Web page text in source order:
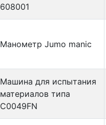
608001
Манометр Jumo manic
Машина для испытания
материалов типа
С0049FN